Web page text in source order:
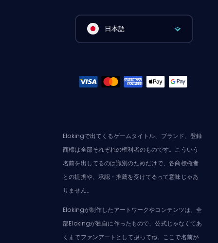
日本語
Elokingで出てくるゲームタイトル、ブランド、登録
商標は全部それぞれの権利者のものです。こういう
名前を出してるのは識別のためだけで、各商標権者
との提携や、承認・推薦を受けてるって意味じゃあ
りません。
Elokingが制作したアートワークやコンテンツは、全
部Elokingが独自に作ったもので、公式じゃなくてあ
くまでファンアートとして扱ってね。ここで名前が